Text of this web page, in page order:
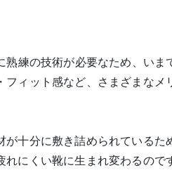
練の技術が必要なため、いま
ィット感など、さまざまなメ
十分に敷き詰められているた
にくい靴に生まれ変わるので